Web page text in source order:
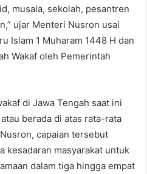
musala, sekolah, pesantren
ujar Menteri Nusron usai
Islam 1 Muharam 1448 H dan
Wakaf oleh Pemerintah
di Jawa Tengah saat ini
berada di atas rata-rata
capaian tersebut
kesadaran masyarakat untuk
dalam tiga hingga empat